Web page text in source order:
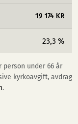
19 174 KR
23,3 %
person under 66 år
kyrkoavgift, avdrag
.